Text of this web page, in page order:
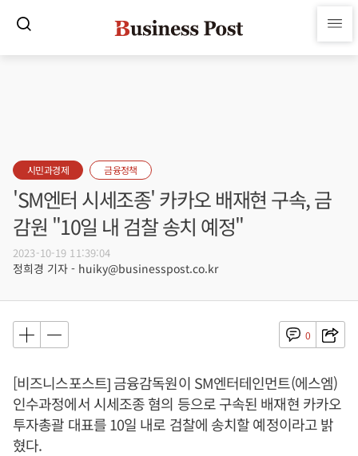
시민과경제 금융정책
'SM엔터 시세조종' 카카오 배재현 구속, 금
감원 "10일 내 검찰 송치 예정"
2023-10-19 11:39:04
정희경 기자 - huiky@businesspost.co.kr
0
[비즈니스포스트] 금융감독원이 SM엔터테인먼트(에스엠)
인수과정에서 시세조종 혐의 등으로 구속된 배재현 카카오
투자총괄 대표를 10일 내로 검찰에 송치할 예정이라고 밝
혔다.